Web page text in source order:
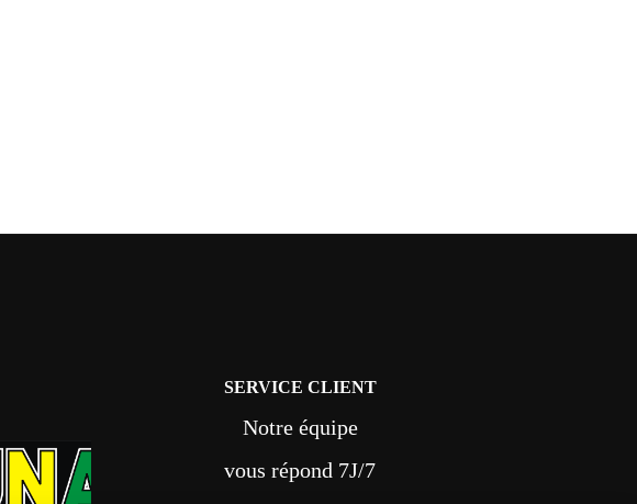
SERVICE CLIENT
Notre équipe
vous répond 7J/7